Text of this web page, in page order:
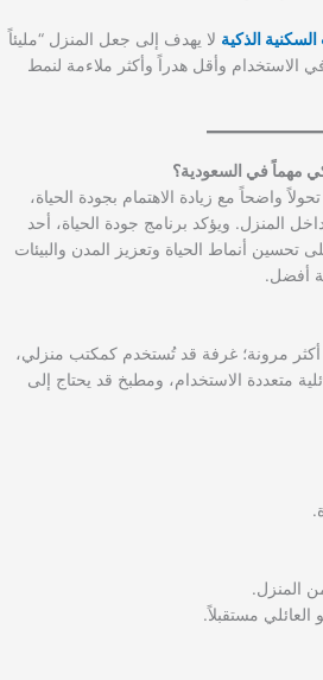
الذكية لا يهدف إلى جعل المنزل “مليئاً
الاستخدام وأقل هدراً وأكثر ملاءمة لنمط
مهماً في السعودية؟
واضحاً مع زيادة الاهتمام بجودة الحياة،
المنزل. ويؤكد برنامج جودة الحياة، أحد
رؤية السعودية 2030، على تحسين أنماط الحياة وتعزيز المدن والبيئات
أفضل.
مرونة؛ غرفة قد تُستخدم كمكتب منزلي،
متعددة الاستخدام، ومطبخ قد يحتاج إلى
المنزل.
العائلي مستقبلاً.